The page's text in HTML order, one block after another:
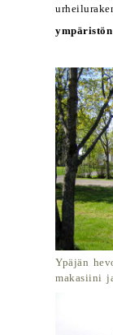
Ypäjän
makasiini